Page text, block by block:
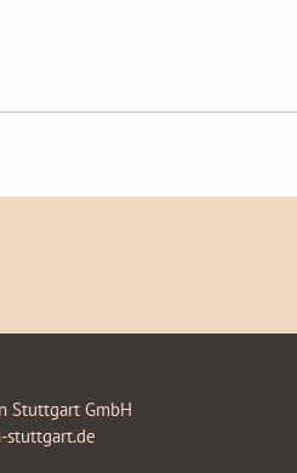
Stuttgart GmbH